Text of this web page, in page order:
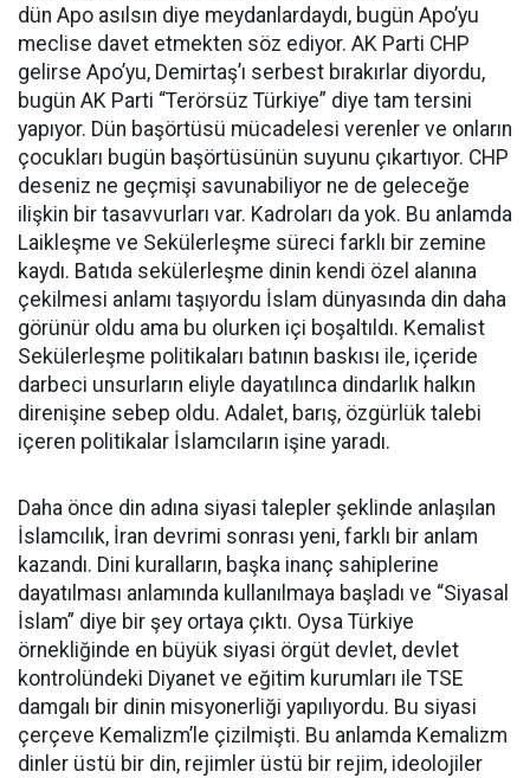
dün Apo asılsın diye meydanlardaydı, bugün Apo’yu
meclise davet etmekten söz ediyor. AK Parti CHP
gelirse Apo’yu, Demirtaş’ı serbest bırakırlar diyordu,
bugün AK Parti “Terörsüz Türkiye” diye tam tersini
yapıyor. Dün başörtüsü mücadelesi verenler ve onların
çocukları bugün başörtüsünün suyunu çıkartıyor. CHP
deseniz ne geçmişi savunabiliyor ne de geleceğe
ilişkin bir tasavvurları var. Kadroları da yok. Bu anlamda
Laikleşme ve Sekülerleşme süreci farklı bir zemine
kaydı. Batıda sekülerleşme dinin kendi özel alanına
çekilmesi anlamı taşıyordu İslam dünyasında din daha
görünür oldu ama bu olurken içi boşaltıldı. Kemalist
Sekülerleşme politikaları batının baskısı ile, içeride
darbeci unsurların eliyle dayatılınca dindarlık halkın
direnişine sebep oldu. Adalet, barış, özgürlük talebi
içeren politikalar İslamcıların işine yaradı.
Daha önce din adına siyasi talepler şeklinde anlaşılan
İslamcılık, İran devrimi sonrası yeni, farklı bir anlam
kazandı. Dini kuralların, başka inanç sahiplerine
dayatılması anlamında kullanılmaya başladı ve “Siyasal
İslam” diye bir şey ortaya çıktı. Oysa Türkiye
örnekliğinde en büyük siyasi örgüt devlet, devlet
kontrolündeki Diyanet ve eğitim kurumları ile TSE
damgalı bir dinin misyonerliği yapılıyordu. Bu siyasi
çerçeve Kemalizm’le çizilmişti. Bu anlamda Kemalizm
dinler üstü bir din, rejimler üstü bir rejim, ideolojiler